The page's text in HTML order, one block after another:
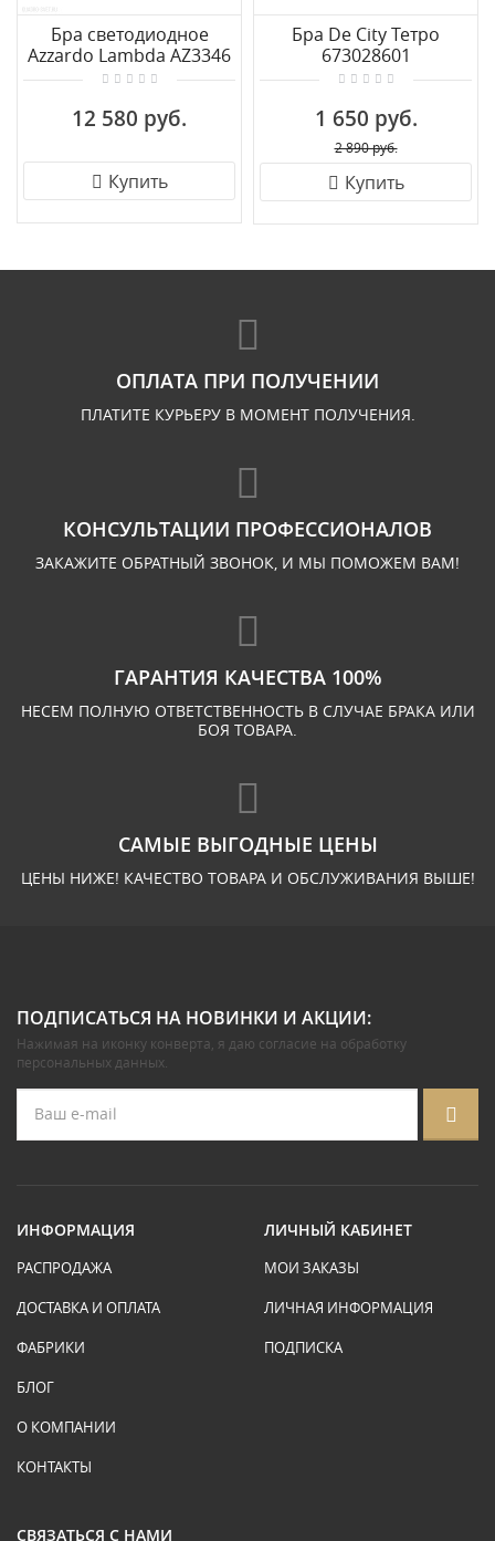
Бра светодиодное
Azzardo Lambda AZ3346
12 580 руб.
Купить
Бра De City Тетро
673028601
1 650 руб.
2 890 руб.
Купить
ОПЛАТА ПРИ ПОЛУЧЕНИИ
ПЛАТИТЕ КУРЬЕРУ В МОМЕНТ ПОЛУЧЕНИЯ.
КОНСУЛЬТАЦИИ ПРОФЕССИОНАЛОВ
ЗАКАЖИТЕ ОБРАТНЫЙ ЗВОНОК, И МЫ ПОМОЖЕМ ВАМ!
ГАРАНТИЯ КАЧЕСТВА 100%
НЕСЕМ ПОЛНУЮ ОТВЕТСТВЕННОСТЬ В СЛУЧАЕ БРАКА ИЛИ
БОЯ ТОВАРА.
САМЫЕ ВЫГОДНЫЕ ЦЕНЫ
ЦЕНЫ НИЖЕ! КАЧЕСТВО ТОВАРА И ОБСЛУЖИВАНИЯ ВЫШЕ!
ПОДПИСАТЬСЯ НА НОВИНКИ И АКЦИИ:
Нажимая на иконку конверта, я даю согласие на обработку
персональных данных.
ИНФОРМАЦИЯ
РАСПРОДАЖА
ДОСТАВКА И ОПЛАТА
ФАБРИКИ
БЛОГ
О КОМПАНИИ
КОНТАКТЫ
ЛИЧНЫЙ КАБИНЕТ
МОИ ЗАКАЗЫ
ЛИЧНАЯ ИНФОРМАЦИЯ
ПОДПИСКА
СВЯЗАТЬСЯ С НАМИ